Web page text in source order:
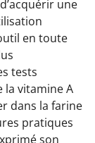
une
en toute
tests
la vitamine A
dans la farine
pratiques
son